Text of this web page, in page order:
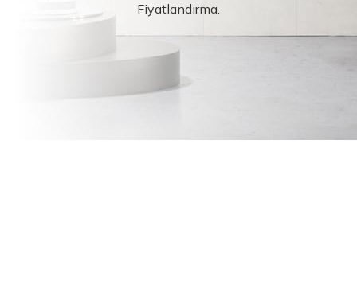
Fiyatlandırma.